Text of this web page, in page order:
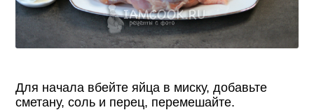
Для начала вбейте яйца в миску, добавьте
сметану, соль и перец, перемешайте.